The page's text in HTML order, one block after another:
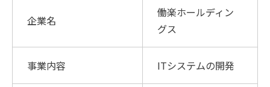
企業名
働楽ホールディン
グス
事業内容 ITシステムの開発